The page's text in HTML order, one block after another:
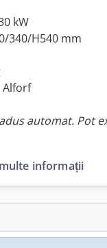
kW
340/H540 mm
Alforf
automat. Pot
informații